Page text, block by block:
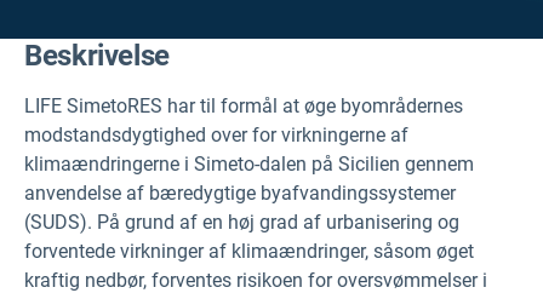
Beskrivelse
LIFE SimetoRES har til formål at øge byområdernes
modstandsdygtighed over for virkningerne af
klimaændringerne i Simeto-dalen på Sicilien gennem
anvendelse af bæredygtige byafvandingssystemer
(SUDS). På grund af en høj grad af urbanisering og
forventede virkninger af klimaændringer, såsom øget
kraftig nedbør, forventes risikoen for oversvømmelser i